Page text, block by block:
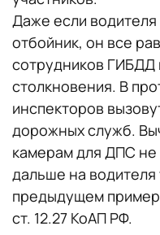
Даже если
отбойник, он все
сотрудников ГИБДД
столкновения. В
инспекторов
дорожных служб.
камерам для ДПС не
дальше на водителя
предыдущем
ст. 12.27 КоАП РФ.